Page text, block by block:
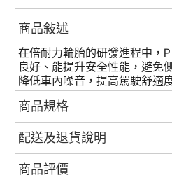
商品敍述
在倍耐力輪胎的研發進程中，
良好、能提升安全性能，避免
降低車內噪音，提高駕駛舒適
商品規格
配送及退貨說明
商品評價